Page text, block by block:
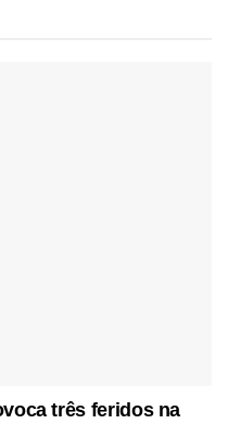
três feridos na